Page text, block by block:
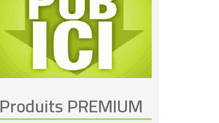
Produits PREMIUM